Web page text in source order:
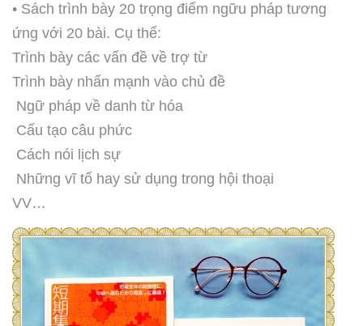
• Sách trình bày 20 trọng điểm ngữu pháp tương
ứng với 20 bài. Cụ thể:
Trình bày các vấn đề về trợ từ
Trình bày nhấn mạnh vào chủ đề
Ngữ pháp về danh từ hóa
Cấu tạo câu phức
Cách nói lịch sự
Những vĩ tố hay sử dụng trong hội thoại
VV…